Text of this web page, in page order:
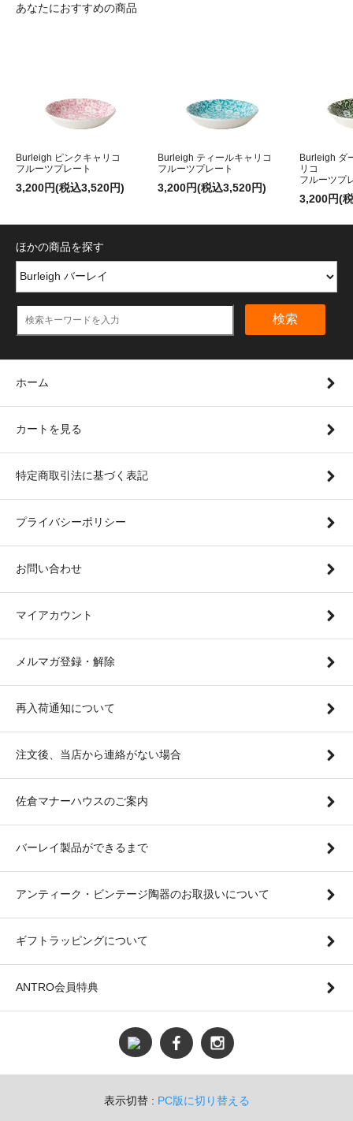
あなたにおすすめの商品
Burleigh ピンクキャリコ
フルーツプレート
3,200円(税込3,520円)
Burleigh ティールキャリコ
フルーツプレート
3,200円(税込3,520円)
Burleigh ダ
リコ
フルーツプ
3,200円(
ほかの商品を探す
検索
ホーム
カートを見る
特定商取引法に基づく表記
プライバシーポリシー
お問い合わせ
マイアカウント
メルマガ登録・解除
再入荷通知について
注文後、当店から連絡がない場合
佐倉マナーハウスのご案内
バーレイ製品ができるまで
アンティーク・ビンテージ陶器のお取扱いについて
ギフトラッピングについて
ANTRO会員特典
表示切替 : PC版に切り替える